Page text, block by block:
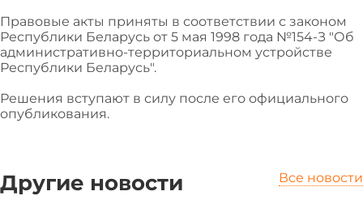
Правовые акты приняты в соответствии с законом
Республики Беларусь от 5 мая 1998 года №154-З "Об
административно-территориальном устройстве
Республики Беларусь".
Решения вступают в силу после его официального
опубликования.
Другие новости Все новости